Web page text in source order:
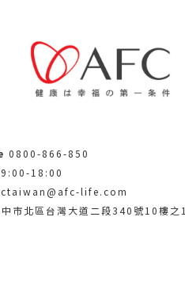
0800-866-850
18:00
life.com
中市北區台灣大道二段340號10樓之1